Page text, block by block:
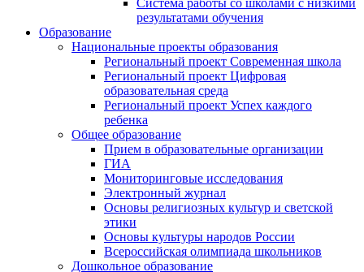
Система работы со школами с низкими
результатами обучения
Образование
Национальные проекты образования
Региональный проект Современная школа
Региональный проект Цифровая
образовательная среда
Региональный проект Успех каждого
ребенка
Общее образование
Прием в образовательные организации
ГИА
Мониторинговые исследования
Электронный журнал
Основы религиозных культур и светской
этики
Основы культуры народов России
Всероссийская олимпиада школьников
Дошкольное образование